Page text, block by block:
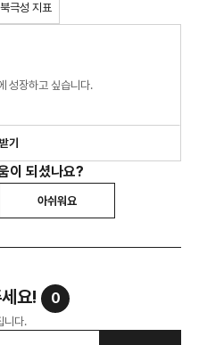
극성 지표
성장하고 싶습니다.
기
이 되셨나요?
아쉬워요
요! 0
니다.